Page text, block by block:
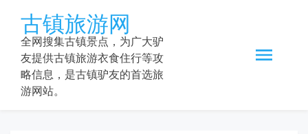
content
古镇旅游网
全网搜集古镇景点，为广大驴
友提供古镇旅游衣食住行等攻
略信息，是古镇驴友的首选旅
游网站。